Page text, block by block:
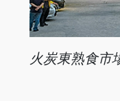
火炭東熟食市